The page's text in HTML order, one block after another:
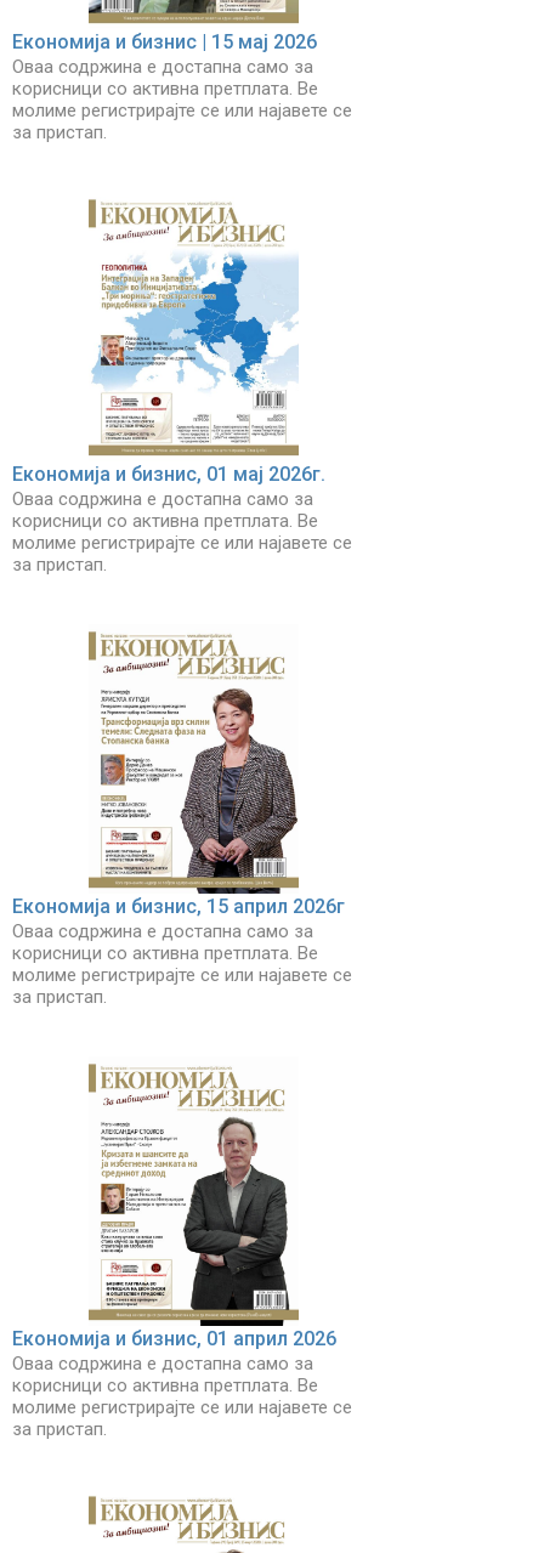
Економија и бизнис | 15 мај 2026
Оваа содржина е достапна само за
корисници со активна претплата. Ве
молиме регистрирајте се или најавете се
за пристап.
Економија и бизнис, 01 мај 2026г.
Оваа содржина е достапна само за
корисници со активна претплата. Ве
молиме регистрирајте се или најавете се
за пристап.
Економија и бизнис, 15 април 2026г
Оваа содржина е достапна само за
корисници со активна претплата. Ве
молиме регистрирајте се или најавете се
за пристап.
Економија и бизнис, 01 април 2026
Оваа содржина е достапна само за
корисници со активна претплата. Ве
молиме регистрирајте се или најавете се
за пристап.